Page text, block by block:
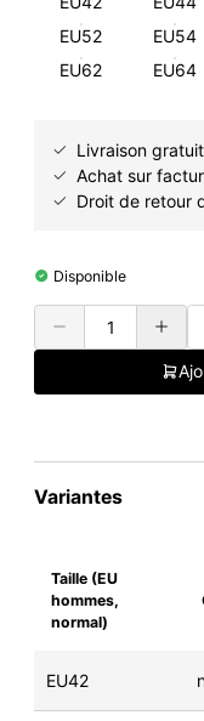
EU52
EU54
EU62
EU64
Livraison
Achat sur
Droit de retour
Disponible
Variantes
Taille (EU
hommes,
normal)
EU42